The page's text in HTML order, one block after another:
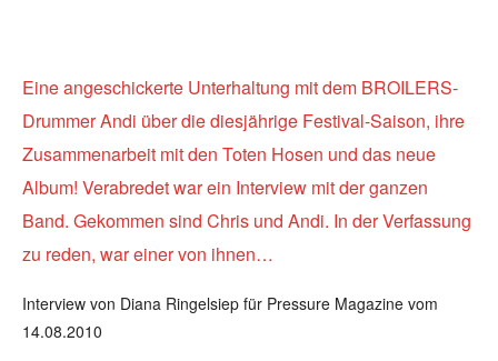
Eine angeschickerte Unterhaltung mit dem BROILERS-
Drummer Andi über die diesjährige Festival-Saison, ihre
Zusammenarbeit mit den Toten Hosen und das neue
Album! Verabredet war ein Interview mit der ganzen
Band. Gekommen sind Chris und Andi. In der Verfassung
zu reden, war einer von ihnen…
Interview von Diana Ringelsiep für Pressure Magazine vom
14.08.2010